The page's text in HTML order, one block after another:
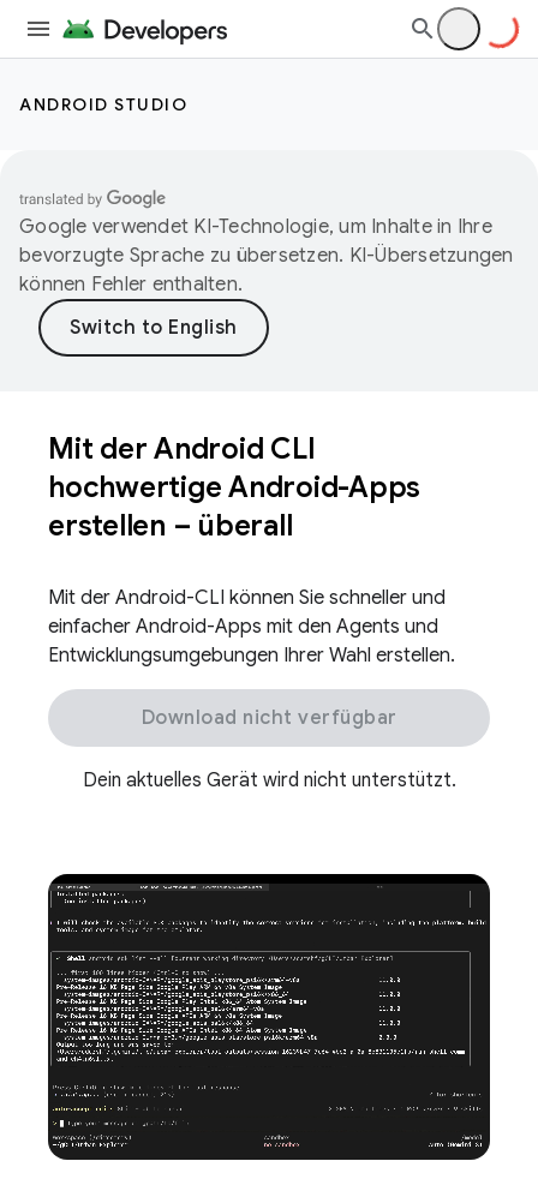
ANDROID STUDIO
Google verwendet KI-Technologie, um Inhalte in Ihre
bevorzugte Sprache zu übersetzen. KI-Übersetzungen
können Fehler enthalten.
Mit der Android CLI
hochwertige Android-Apps
erstellen – überall
Mit der Android-CLI können Sie schneller und
einfacher Android-Apps mit den Agents und
Entwicklungsumgebungen Ihrer Wahl erstellen.
Download nicht verfügbar
Dein aktuelles Gerät wird nicht unterstützt.